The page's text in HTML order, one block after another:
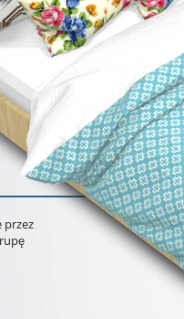
przez